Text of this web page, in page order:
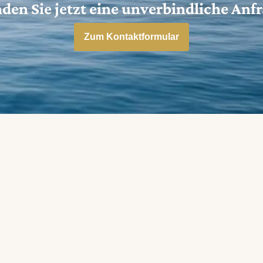
Sie jetzt eine unverbindliche
Zum Kontaktformular